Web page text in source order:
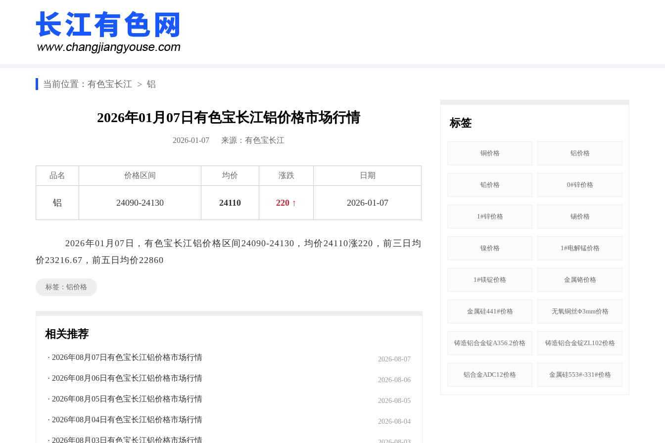
当前位置： 有色宝长江 > 铝
2026年01月07日有色宝长江铝价格市场行情
2026-01-07 来源： 有色宝长江
品名 价格区间 均价 涨跌 日期
铝 24090-24130 24110 220 ↑ 2026-01-07
2026年01月07日，有色宝长江铝价格区间24090-24130，均价24110涨220，前三日均
价23216.67，前五日均价22860
标签：铝价格
相关推荐
· 2026年08月07日有色宝长江铝价格市场行情 2026-08-07
· 2026年08月06日有色宝长江铝价格市场行情 2026-08-06
· 2026年08月05日有色宝长江铝价格市场行情 2026-08-05
· 2026年08月04日有色宝长江铝价格市场行情 2026-08-04
· 2026年08月03日有色宝长江铝价格市场行情
标签
铜价格 铝价格
铅价格 0#锌价格
1#锌价格 锡价格
镍价格 1#电解锰价格
1#镁锭价格 金属铬价格
金属硅441#价格 无氧铜丝Φ3mm价格
铸造铝合金锭A356.2价格 铸造铝合金锭ZL102价格
铝合金ADC12价格 金属硅553#-331#价格